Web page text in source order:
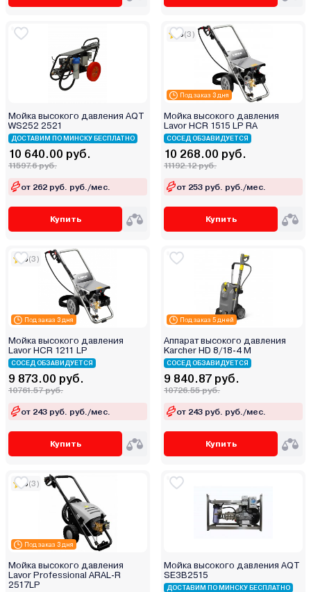
Мойка высокого давления AQT
WS252 2521
ДОСТАВИМ ПО МИНСКУ БЕСПЛАТНО
10 640.00 руб.
11597.6 руб.
от 262 руб. руб./мес.
Купить
Под заказ 3 дня
5(3)
Мойка высокого давления
Lavor HCR 1515 LP RA
СОСЕД ОБЗАВИДУЕТСЯ
10 268.00 руб.
11192.12 руб.
от 253 руб. руб./мес.
Купить
Под заказ 3 дня
5(3)
Мойка высокого давления
Lavor HCR 1211 LP
СОСЕД ОБЗАВИДУЕТСЯ
9 873.00 руб.
10761.57 руб.
от 243 руб. руб./мес.
Купить
Под заказ 5 дней
Аппарат высокого давления
Karcher HD 8/18-4 М
СОСЕД ОБЗАВИДУЕТСЯ
9 840.87 руб.
10726.55 руб.
от 243 руб. руб./мес.
Купить
Под заказ 3 дня
5(3)
Мойка высокого давления
Lavor Professional ARAL-R
2517LP
Мойка высокого давления AQT
SE3B2515
ДОСТАВИМ ПО МИНСКУ БЕСПЛАТНО